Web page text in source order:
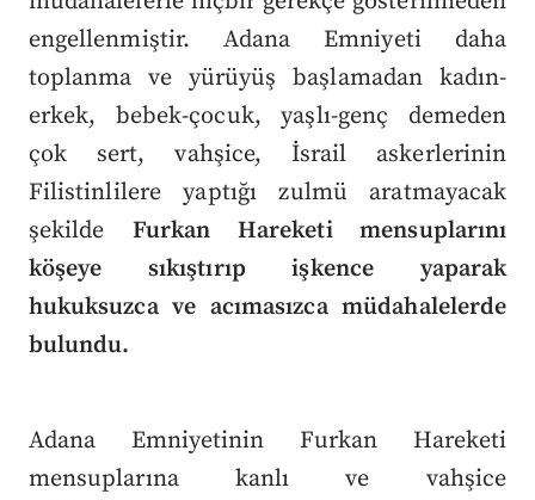
engellenmiştir. Adana Emniyeti daha
toplanma ve yürüyüş başlamadan kadın-
erkek, bebek-çocuk, yaşlı-genç demeden
çok sert, vahşice, İsrail askerlerinin
Filistinlilere yaptığı zulmü aratmayacak
şekildeFurkan Hareketi mensuplarını
köşeye sıkıştırıp işkence yaparak
hukuksuzca ve acımasızca müdahalelerde
bulundu.
Adana Emniyetinin Furkan Hareketi
mensuplarına kanlı ve vahşice